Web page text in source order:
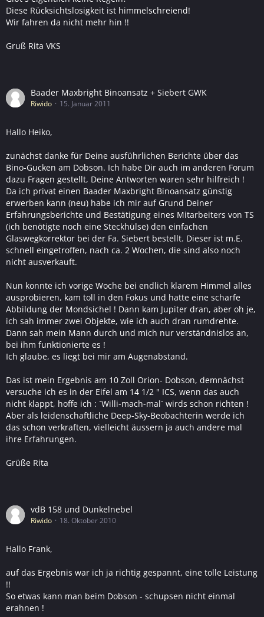
Diese Rücksichtslosigkeit ist himmelschreiend!
Wir fahren da nicht mehr hin !!
Gruß Rita VKS
Baader Maxbright Binoansatz + Siebert GWK
Riwido 15. Januar 2011
Hallo Heiko,
zunächst danke für Deine ausführlichen Berichte über das
Bino-Gucken am Dobson. Ich habe Dir auch im anderen Forum
dazu Fragen gestellt, Deine Antworten waren sehr hilfreich !
Da ich privat einen Baader Maxbright Binoansatz günstig
erwerben kann (neu) habe ich mir auf Grund Deiner
Erfahrungsberichte und Bestätigung eines Mitarbeiters von TS
(ich benötigte noch eine Steckhülse) den einfachen
Glaswegkorrektor bei der Fa. Siebert bestellt. Dieser ist m.E.
schnell eingetroffen, nach ca. 2 Wochen, die sind also noch
nicht ausverkauft.
Nun konnte ich vorige Woche bei endlich klarem Himmel alles
ausprobieren, kam toll in den Fokus und hatte eine scharfe
Abbildung der Mondsichel ! Dann kam Jupiter dran, aber oh je,
ich sah immer zwei Objekte, wie ich auch dran rumdrehte.
Dann sah mein Mann durch und mich nur verständnislos an,
bei ihm funktionierte es !
Ich glaube, es liegt bei mir am Augenabstand.
Das ist mein Ergebnis am 10 Zoll Orion- Dobson, demnächst
versuche ich es in der Eifel am 14 1/2 " ICS, wenn das auch
nicht klappt, hoffe ich : `Willi-mach-mal` wirds schon richten !
Aber als leidenschaftliche Deep-Sky-Beobachterin werde ich
das schon verkraften, vielleicht äussern ja auch andere mal
ihre Erfahrungen.
Grüße Rita
vdB 158 und Dunkelnebel
Riwido 18. Oktober 2010
Hallo Frank,
auf das Ergebnis war ich ja richtig gespannt, eine tolle Leistung
!!
So etwas kann man beim Dobson - schupsen nicht einmal
erahnen !